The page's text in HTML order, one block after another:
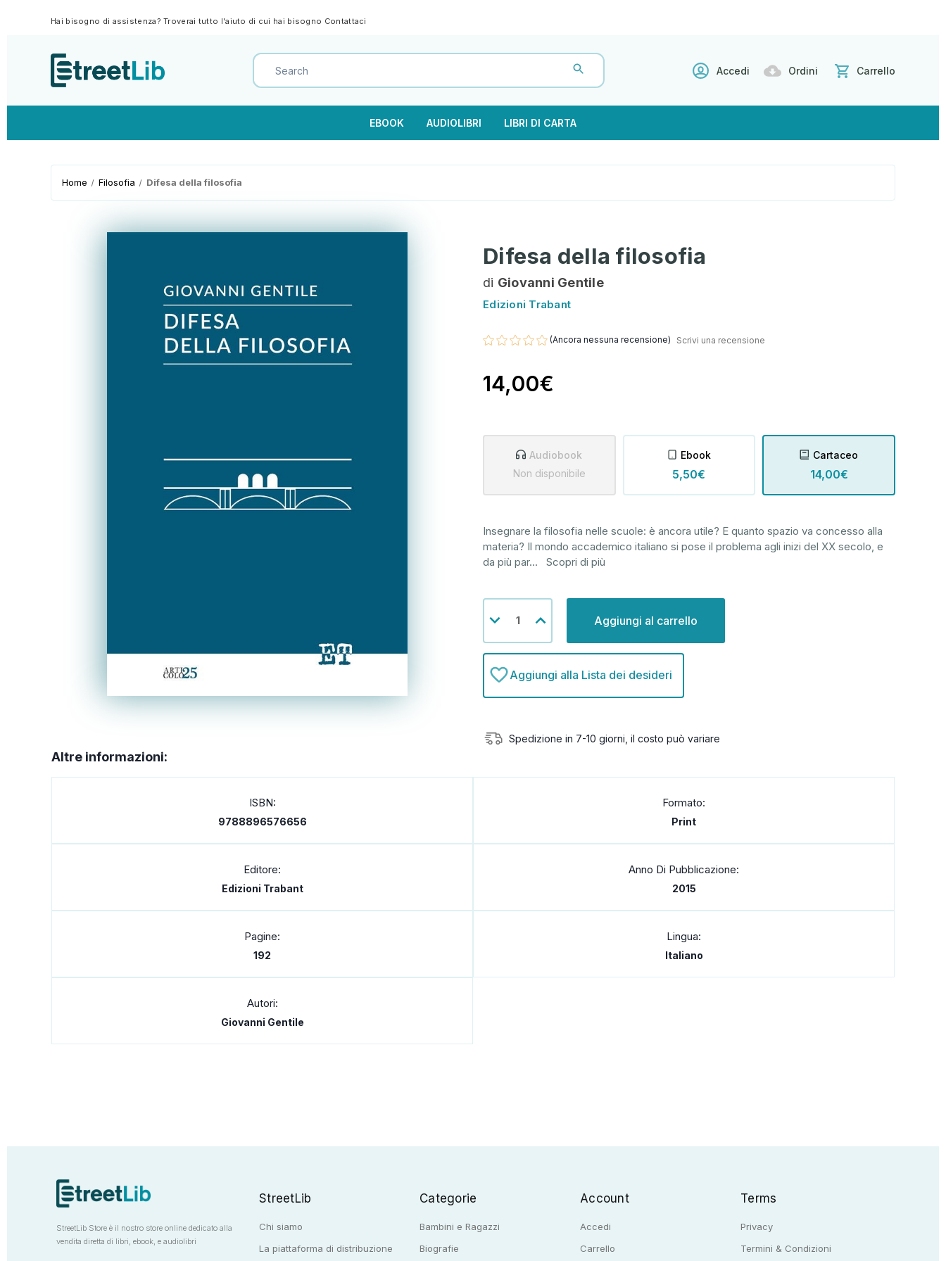
Hai bisogno di assistenza? Troverai tutto l'aiuto di cui hai bisogno Contattaci
Accedi Ordini Carrello
EBOOK AUDIOLIBRI LIBRI DI CARTA
Home Filosofia Difesa della filosofia
Difesa della filosofia
di Giovanni Gentile
Edizioni Trabant
(Ancora nessuna recensione) Scrivi una recensione
14,00€
Audiobook
Non disponibile
Ebook
5,50€
Cartaceo
14,00€
Insegnare la filosofia nelle scuole: è ancora utile? E quanto spazio va concesso alla
materia? Il mondo accademico italiano si pose il problema agli inizi del XX secolo, e
da più par... Scopri di più
attuale:
Diminuisci
la
di
undefined
Aumenta
la
di
undefined
Aggiungi alla Lista dei desideri
Spedizione in 7-10 giorni, il costo può variare
Altre informazioni:
ISBN:
9788896576656
Formato:
Print
Editore:
Edizioni Trabant
Anno Di Pubblicazione:
2015
Pagine:
192
Lingua:
Italiano
Autori:
Giovanni Gentile
StreetLib Store è il nostro store online dedicato alla
vendita diretta di libri, ebook, e audiolibri
StreetLib
Chi siamo
La piattaforma di distribuzione
Categorie
Bambini e Ragazzi
Biografie
Account
Accedi
Carrello
Terms
Privacy
Termini & Condizioni